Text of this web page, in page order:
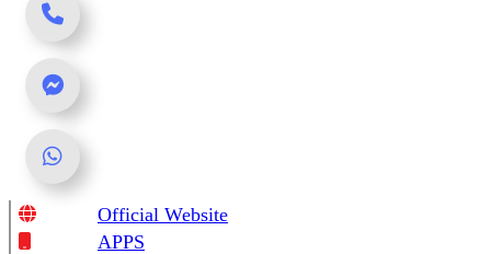
Online News Portal
Official Website
APPS